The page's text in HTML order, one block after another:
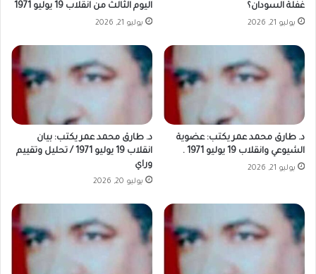
غفلة السودان؟
يوليو 21, 2026
اليوم الثالث من انقلاب 19 يوليو 1971
يوليو 21, 2026
د. طارق محمد عمر يكتب: عضوية
الشيوعي وانقلاب 19 يوليو 1971 .
يوليو 21, 2026
د. طارق محمد عمر يكتب: بيان
انقلاب 19 يوليو 1971 / تحليل وتقييم
وراي
يوليو 20, 2026